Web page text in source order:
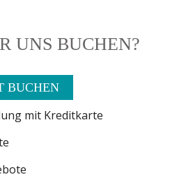
UNS BUCHEN?
BUCHEN
mit Kreditkarte